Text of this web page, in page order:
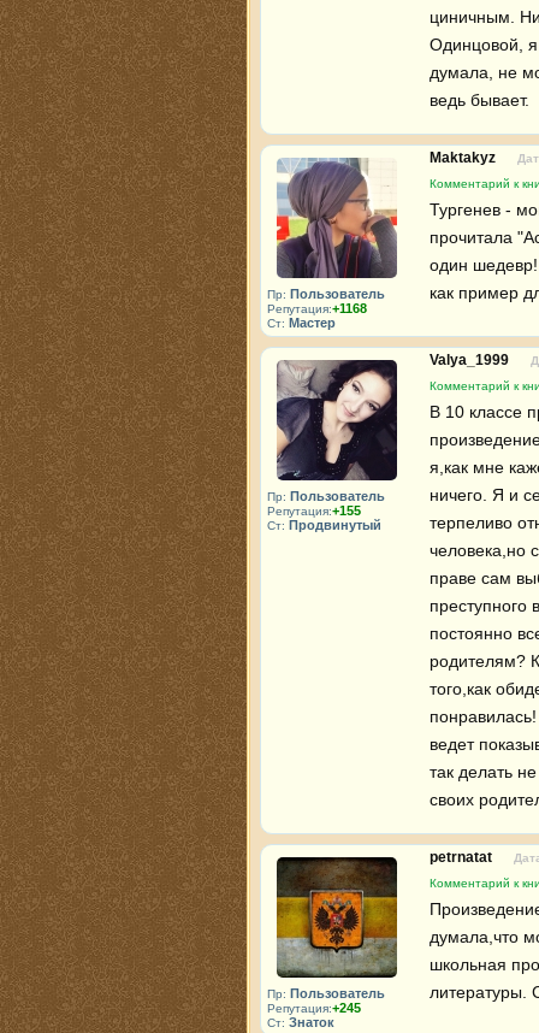
циничным.
Одинцовой, я
думала, не
ведь бывает.
Пр: Пользователь
Репутация:+1168
Ст: Мастер
Maktakyz
Комментарий к
Тургенев -
прочитала
один шедевр!
как пример
Пр: Пользователь
Репутация:+155
Ст: Продвинутый
Valya_1999
Комментарий к
В 10 классе
я,как мне
ничего. Я и
терпеливо
человека,но
праве сам
постоянно
родителям?
того,как
ведет
так делать
своих
Пр: Пользователь
Репутация:+245
Ст: Знаток
petrnatat
Комментарий к
думала,что
школьная
литературы.